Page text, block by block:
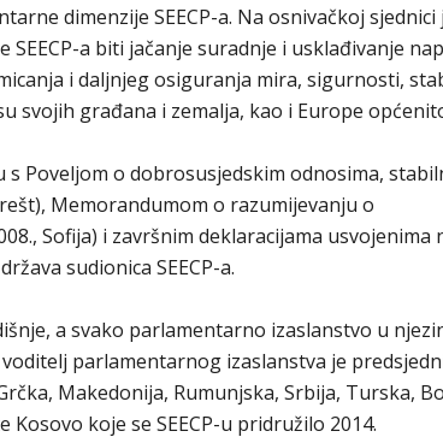
dimenzije SEECP-a. Na osnivačkoj sjednici
a biti jačanje suradnje i usklađivanje
i daljnjeg osiguranja mira, sigurnosti,
svojih građana i zemalja, kao i Europe
s Poveljom o dobrosusjedskim odnosima,
Memorandumom o razumijevanju o
Sofija) i završnim deklaracijama usvojenima
sudionica SEECP-a.
a svako parlamentarno izaslanstvo u
voditelj parlamentarnog izaslanstva je
Makedonija, Rumunjska, Srbija, Turska,
koje se SEECP-u pridružilo 2014.